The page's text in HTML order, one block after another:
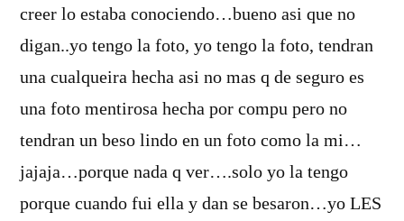
creer lo estaba conociendo…bueno asi que no
digan..yo tengo la foto, yo tengo la foto, tendran
una cualqueira hecha asi no mas q de seguro es
una foto mentirosa hecha por compu pero no
tendran un beso lindo en un foto como la mi…
jajaja…porque nada q ver….solo yo la tengo
porque cuando fui ella y dan se besaron…yo LES